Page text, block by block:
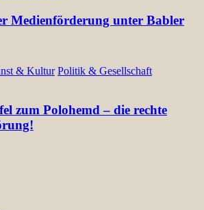
Medienförderung unter Babler
& Kultur Politik & Gesellschaft
zum Polohemd – die rechte